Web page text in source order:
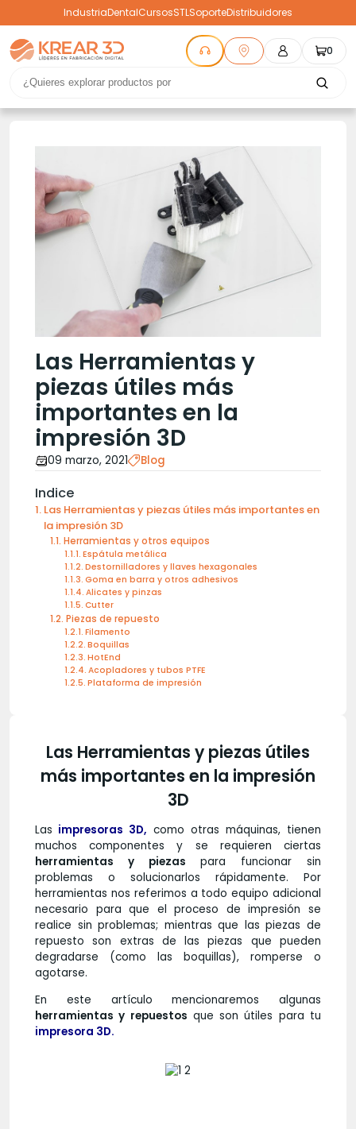
IndustriaDentalCursosSTLSoporteDistribuidores
0
Las Herramientas y
piezas útiles más
importantes en la
impresión 3D
09 marzo, 2021 Blog
Indice
Las Herramientas y piezas útiles más importantes en
la impresión 3D
Herramientas y otros equipos
Espátula metálica
Destornilladores y llaves hexagonales
Goma en barra y otros adhesivos
Alicates y pinzas
Cutter
Piezas de repuesto
Filamento
Boquillas
HotEnd
Acopladores y tubos PTFE
Plataforma de impresión
Las Herramientas y piezas útiles
más importantes en la impresión
3D
Las impresoras 3D, como otras máquinas, tienen
muchos componentes y se requieren ciertas
herramientas y piezas para funcionar sin
problemas o solucionarlos rápidamente. Por
herramientas nos referimos a todo equipo adicional
necesario para que el proceso de impresión se
realice sin problemas; mientras que las piezas de
repuesto son extras de las piezas que pueden
degradarse (como las boquillas), romperse o
agotarse.
En este artículo mencionaremos algunas
herramientas y repuestos que son útiles para tu
impresora 3D.